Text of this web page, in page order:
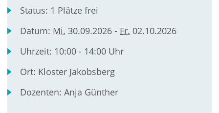
Status: 1 Plätze frei
Datum: Mi. 30.09.2026 - Fr. 02.10.2026
Uhrzeit: 10:00 - 14:00 Uhr
Ort: Kloster Jakobsberg
Dozenten:Anja Günther